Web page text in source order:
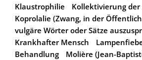
Klaustrophilie
Kollektivierung der
Koprolalie (Zwang, in der
vulgäre Wörter oder Sätze
Krankhafter Mensch
Behandlung
Molière (Jean-